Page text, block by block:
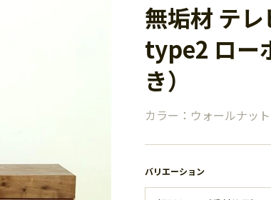
バリエーション
無垢材 テ
type2 ロー
き）
カラー：ウォールナット